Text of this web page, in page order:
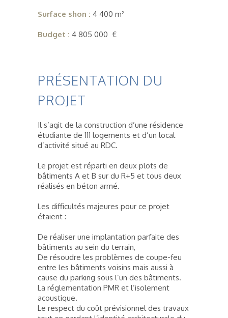
Surface shon : 4 400 m²
Budget : 4 805 000 €
PRÉSENTATION DU
PROJET
Il s’agit de la construction d’une résidence
étudiante de 111 logements et d’un local
d’activité situé au RDC.
Le projet est réparti en deux plots de
bâtiments A et B sur du R+5 et tous deux
réalisés en béton armé.
Les difficultés majeures pour ce projet
étaient :
De réaliser une implantation parfaite des
bâtiments au sein du terrain,
De résoudre les problèmes de coupe-feu
entre les bâtiments voisins mais aussi à
cause du parking sous l’un des bâtiments.
La réglementation PMR et l’isolement
acoustique.
Le respect du coût prévisionnel des travaux